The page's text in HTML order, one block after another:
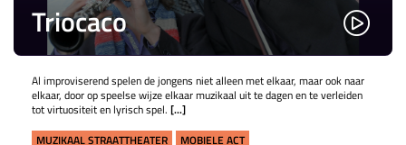
Triocaco
Al improviserend spelen de jongens niet alleen met elkaar, maar ook naar
elkaar, door op speelse wijze elkaar muzikaal uit te dagen en te verleiden
tot virtuositeit en lyrisch spel. [...]
MUZIKAAL STRAATTHEATER
MOBIELE ACT